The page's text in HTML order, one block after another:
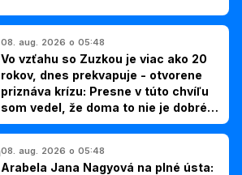
08. aug. 2026 o 05:48
Vo vzťahu so Zuzkou je viac ako 20
rokov, dnes prekvapuje - otvorene
priznáva krízu: Presne v túto chvíľu
som vedel, že doma to nie je dobré,
hovorí Milan Ondrík
08. aug. 2026 o 05:48
Arabela Jana Nagyová na plné ústa: